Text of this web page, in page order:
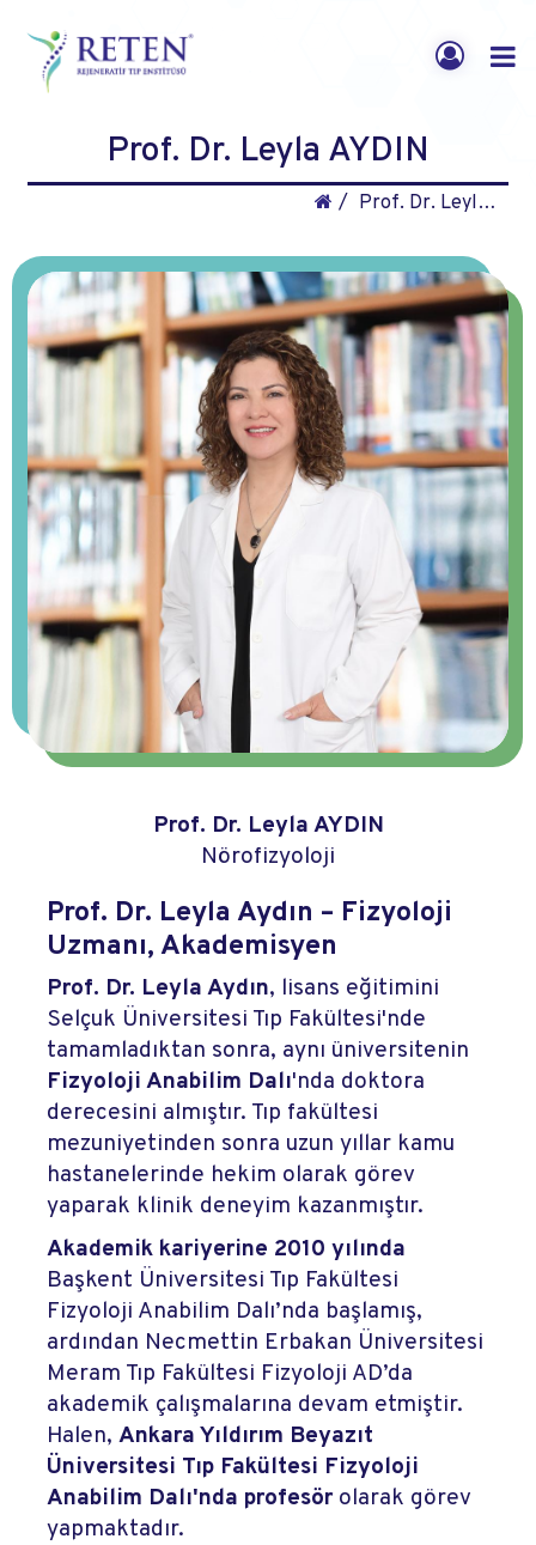
Prof. Dr. Leyla AYDIN
Prof. Dr. Leyla AYDIN
Prof. Dr. Leyla AYDIN
Nörofizyoloji
Prof. Dr. Leyla Aydın – Fizyoloji
Uzmanı, Akademisyen
Prof. Dr. Leyla Aydın, lisans eğitimini
Selçuk Üniversitesi Tıp Fakültesi'nde
tamamladıktan sonra, aynı üniversitenin
Fizyoloji Anabilim Dalı'nda doktora
derecesini almıştır. Tıp fakültesi
mezuniyetinden sonra uzun yıllar kamu
hastanelerinde hekim olarak görev
yaparak klinik deneyim kazanmıştır.
Akademik kariyerine 2010 yılında
Başkent Üniversitesi Tıp Fakültesi
Fizyoloji Anabilim Dalı’nda başlamış,
ardından Necmettin Erbakan Üniversitesi
Meram Tıp Fakültesi Fizyoloji AD’da
akademik çalışmalarına devam etmiştir.
Halen,Ankara Yıldırım Beyazıt
Üniversitesi Tıp Fakültesi Fizyoloji
Anabilim Dalı'nda profesör olarak görev
yapmaktadır.